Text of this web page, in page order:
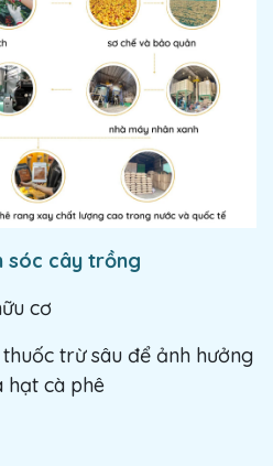
sóc cây trồng
cơ
trừ sâu để ảnh hưởng
hạt cà phê